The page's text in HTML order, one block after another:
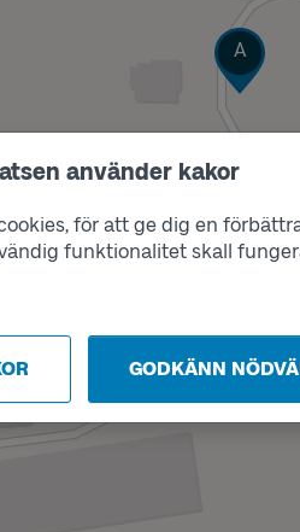
använder kakor
för att ge dig en
funktionalitet skall
GODKÄNN
Läge
A